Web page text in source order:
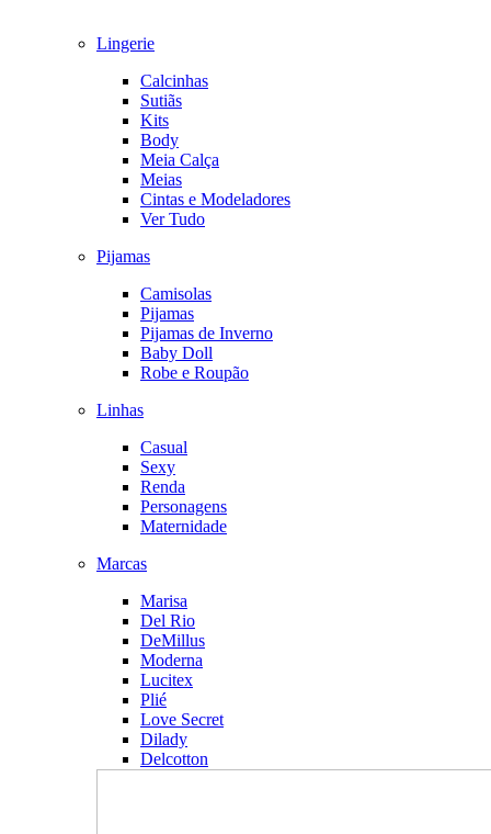
Lingerie
Calcinhas
Sutiãs
Kits
Body
Meia Calça
Meias
Cintas e Modeladores
Ver Tudo
Pijamas
Camisolas
Pijamas
Pijamas de Inverno
Baby Doll
Robe e Roupão
Linhas
Casual
Sexy
Renda
Personagens
Maternidade
Marcas
Marisa
Del Rio
DeMillus
Moderna
Lucitex
Plié
Love Secret
Dilady
Delcotton